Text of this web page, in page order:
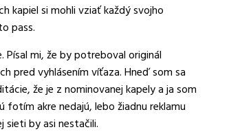
kapiel si mohli vziať každý svojho
pass.
Písal mi, že by potreboval originál
pred vyhlásením víťaza. Hneď som sa
že je z nominovanej kapely a ja som
akre nedajú, lebo žiadnu reklamu
sieti by asi nestačili.